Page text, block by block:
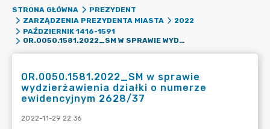
STRONA GŁÓWNA
PREZYDENT
ZARZĄDZENIA PREZYDENTA MIASTA
2022
PAŹDZIERNIK 1416-1591
OR.0050.1581.2022_SM W SPRAWIE WYDZIERŻAWIENIA DZIAŁKI O NUMERZE EWIDENCYJNYM 2628/37
OR.0050.1581.2022_SM w sprawie
wydzierżawienia działki o numerze
ewidencyjnym 2628/37
2022-11-29 22:36